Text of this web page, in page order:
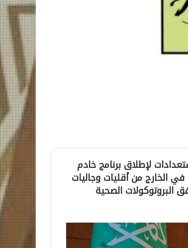
لإطلاق برنامج خادم
لعام 1442هــ، للمسلمين في الخارج من أقليات وجاليات
الصحية